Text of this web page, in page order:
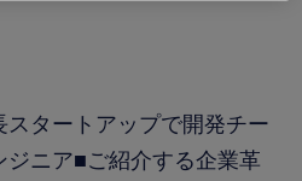
スタートアップで開発チー
ジニア■ご紹介する企業革